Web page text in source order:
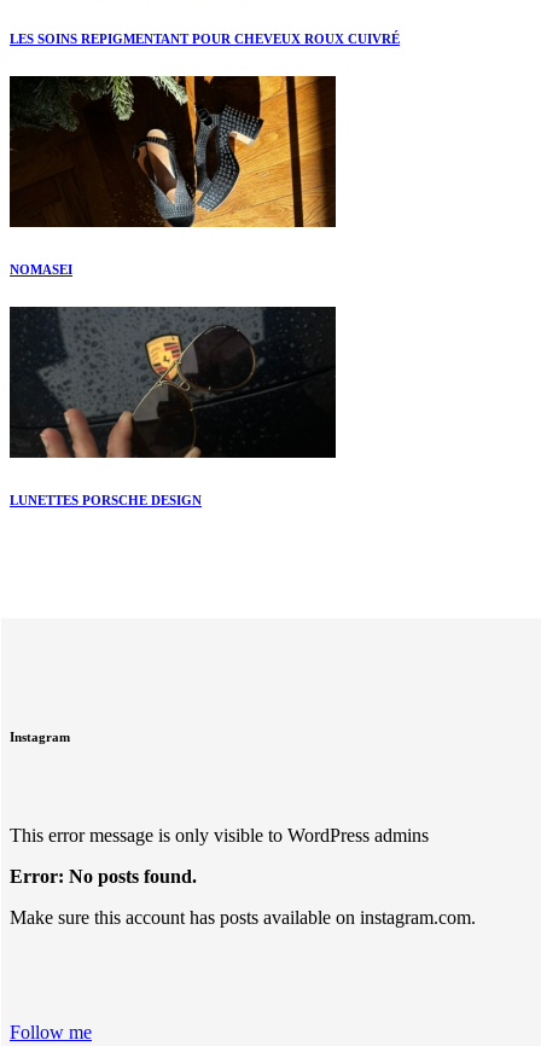
LES SOINS REPIGMENTANT POUR CHEVEUX ROUX CUIVRÉ
NOMASEI
LUNETTES PORSCHE DESIGN
Instagram
This error message is only visible to WordPress admins
Error: No posts found.
Make sure this account has posts available on instagram.com.
Follow me